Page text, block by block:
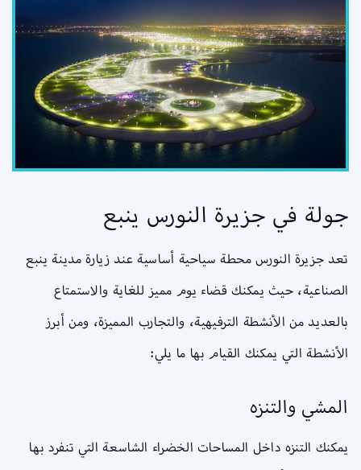
جولة في جزيرة النورس ينبع
تعد جزيرة النورس محطة سياحية أساسية عند زيارة مدينة ينبع
الصناعية، حيث يمكنك قضاء يوم مميز للغاية والاستمتاع
بالعديد من الأنشطة الترفيهية، والتجارب المميزة، ومن أبرز
الأنشطة التي يمكنك القيام بها ما يلي:
المشي والتنزه
يمكنك التنزه داخل المساحات الخضراء الشاسعة التي تنفرد بها